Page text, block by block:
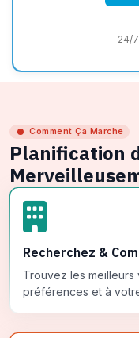
24/
Comment Ça Marche
Planification
Recherchez &
Trouvez les
préférences et à